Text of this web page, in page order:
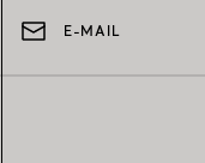
E-MAIL